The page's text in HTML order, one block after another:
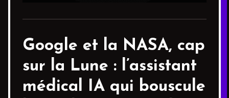
Google et la NASA, cap
sur la Lune : l’assistant
médical IA qui bouscule